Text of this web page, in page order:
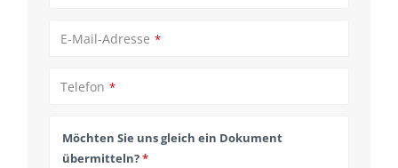
E-Mail-Adresse *
Telefon *
Möchten Sie uns gleich ein Dokument
übermitteln?*